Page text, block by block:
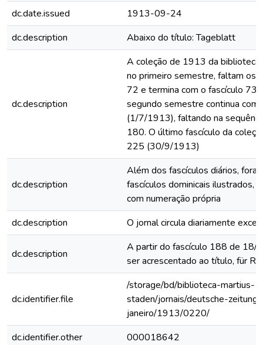
dc.date.issued
1913-09-24
dc.description
Abaixo do título: Tageblatt
dc.description
A coleção de 1913 da biblioteca
no primeiro semestre, faltam os
72 e termina com o fascículo
segundo semestre continua
(1/7/1913), faltando na
180. O último fascículo da
225 (30/9/1913)
dc.description
Além dos fascículos diários,
fascículos dominicais ilustrados,
com numeração própria
dc.description
O jornal circula diariamente
dc.description
A partir do fascículo 188 de 18/
ser acrescentado ao título, für
dc.identifier.file
/storage/bd/biblioteca-martius-
staden/jornais/deutsche-
janeiro/1913/0220/
dc.identifier.other
000018642